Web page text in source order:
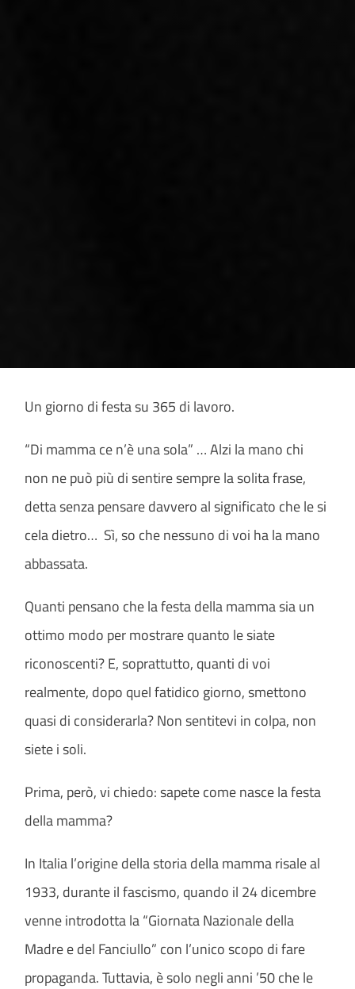
Un giorno di festa su 365 di lavoro.
“Di mamma ce n’è una sola” … Alzi la mano chi
non ne può più di sentire sempre la solita frase,
detta senza pensare davvero al significato che le si
cela dietro… Sì, so che nessuno di voi ha la mano
abbassata.
Quanti pensano che la festa della mamma sia un
ottimo modo per mostrare quanto le siate
riconoscenti? E, soprattutto, quanti di voi
realmente, dopo quel fatidico giorno, smettono
quasi di considerarla? Non sentitevi in colpa, non
siete i soli.
Prima, però, vi chiedo: sapete come nasce la festa
della mamma?
In Italia l’origine della storia della mamma risale al
1933, durante il fascismo, quando il 24 dicembre
venne introdotta la “Giornata Nazionale della
Madre e del Fanciullo” con l’unico scopo di fare
propaganda. Tuttavia, è solo negli anni ’50 che le